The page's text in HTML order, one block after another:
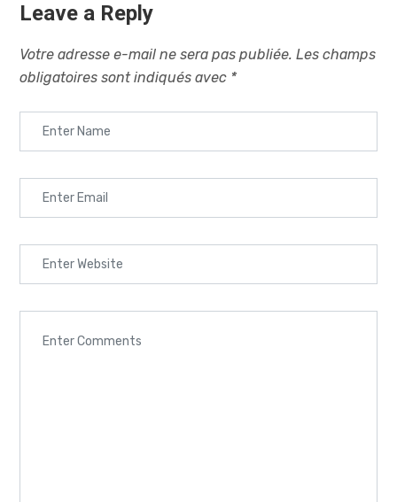
Sustainability
Understanding Luxury
Home / Cours /
Sustainability Understanding Luxury
Leave a Reply
Votre adresse e-mail ne sera pas publiée. Les champs
obligatoires sont indiqués avec *